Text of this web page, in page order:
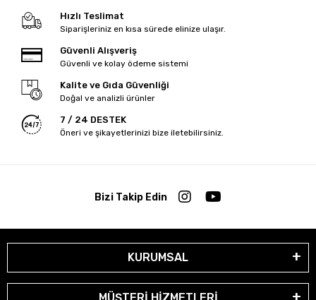
Hızlı Teslimat
Siparişleriniz en kısa sürede elinize ulaşır.
Güvenli Alışveriş
Güvenli ve kolay ödeme sistemi
Kalite ve Gıda Güvenliği
Doğal ve analizli ürünler
7 / 24 DESTEK
Öneri ve şikayetlerinizi bize iletebilirsiniz.
Bizi Takip Edin
KURUMSAL